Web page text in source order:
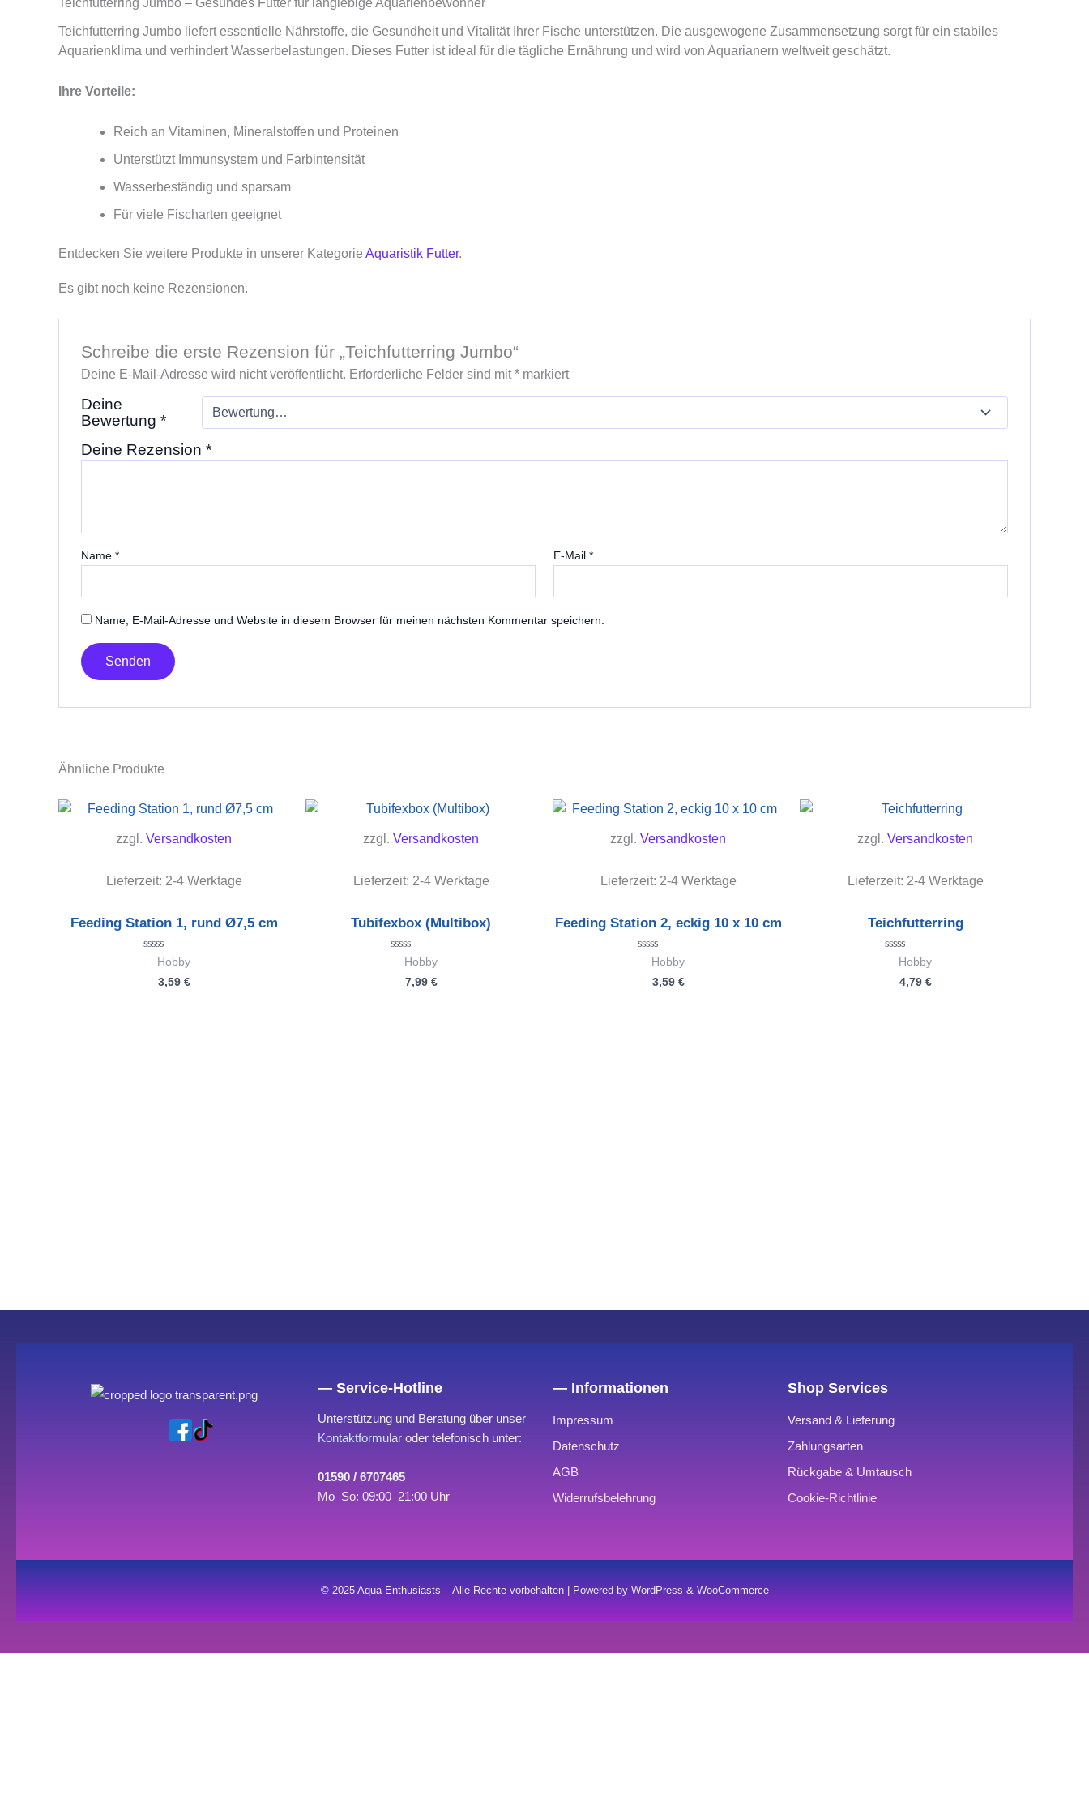
Teichfutterring Jumbo – Gesundes Futter für langlebige Aquarienbewohner
Teichfutterring Jumbo liefert essentielle Nährstoffe, die Gesundheit und Vitalität Ihrer Fische unterstützen. Die ausgewogene Zusammensetzung sorgt für ein stabiles
Aquarienklima und verhindert Wasserbelastungen. Dieses Futter ist ideal für die tägliche Ernährung und wird von Aquarianern weltweit geschätzt.
Ihre Vorteile:
Reich an Vitaminen, Mineralstoffen und Proteinen
Unterstützt Immunsystem und Farbintensität
Wasserbeständig und sparsam
Für viele Fischarten geeignet
Entdecken Sie weitere Produkte in unserer Kategorie Aquaristik Futter.
Es gibt noch keine Rezensionen.
Schreibe die erste Rezension für „Teichfutterring Jumbo“
Deine E-Mail-Adresse wird nicht veröffentlicht. Erforderliche Felder sind mit*markiert
Deine
Bewertung *
Deine Rezension *
Name * E-Mail*
Name, E-Mail-Adresse und Website in diesem Browser für meinen nächsten Kommentar speichern.
Ähnliche Produkte
zzgl. Versandkosten
Lieferzeit: 2-4 Werktage
Feeding Station 1, rund Ø7,5 cm
Bewertet
Hobby
3,59 €
zzgl. Versandkosten
Lieferzeit: 2-4 Werktage
Tubifexbox (Multibox)
Bewertet
Hobby
7,99 €
zzgl. Versandkosten
Lieferzeit: 2-4 Werktage
Feeding Station 2, eckig 10 x 10 cm
Bewertet
Hobby
3,59 €
zzgl. Versandkosten
Lieferzeit: 2-4 Werktage
Teichfutterring
Bewertet
Hobby
4,79 €
— Service-Hotline
Unterstützung und Beratung über unser
Kontaktformular oder telefonisch unter:
01590 / 6707465
Mo–So: 09:00–21:00 Uhr
— Informationen
Impressum
Datenschutz
AGB
Widerrufsbelehrung
Shop Services
Versand & Lieferung
Zahlungsarten
Rückgabe & Umtausch
Cookie-Richtlinie
© 2025 Aqua Enthusiasts – Alle Rechte vorbehalten | Powered by WordPress & WooCommerce